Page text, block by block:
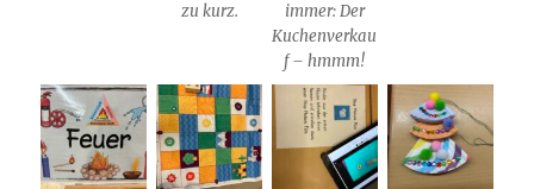
zu kurz.
immer: Der
Kuchenverkau
f – hmmm!